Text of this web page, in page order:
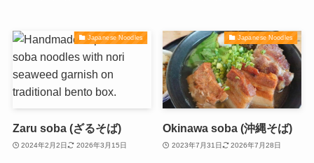
Japanese Noodles
Zaru soba (ざるそば)
2024年2月2日 2026年3月15日
Japanese Noodles
Okinawa soba (沖縄そば)
2023年7月31日 2026年7月28日